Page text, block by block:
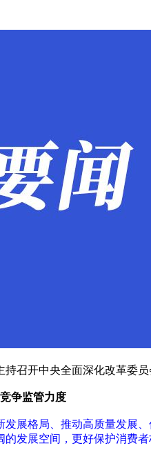
召开中央全面深化改革委
争监管力度
展格局、推动高质量发展
发展空间，更好保护消费者